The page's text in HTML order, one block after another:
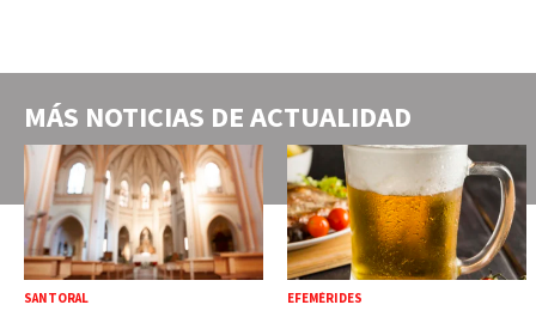
MÁS NOTICIAS DEACTUALIDAD
SANTORAL EFEMÉRIDES